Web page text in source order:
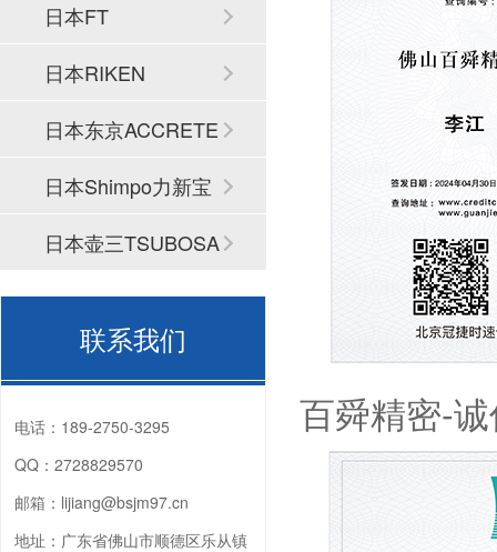
百舜精密-
日本FT
日本RIKEN
日本东京ACCRETE
CH
日本Shimpo力新宝
日本壶三TSUBOSA
N
联系我们
电话： 189-2750-3295
QQ： 2728829570
邮箱： lijiang@bsjm97.cn
地址： 广东省佛山市顺德区乐从镇